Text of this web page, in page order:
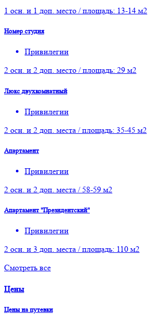
1 осн. и 1 доп. место / площадь: 13-14 м2
Номер студия
Привилегии
2 осн. и 2 доп. место / площадь: 29 м2
Люкс двухкомнатный
Привилегии
2 осн. и 2 доп. места / площадь: 35-45 м2
Апартамент
Привилегии
2 осн. и 2 доп. места / 58-59 м2
Апартамент "Президентский"
Привилегии
2 осн. и 3 доп. места / площадь: 110 м2
Смотреть все
Цены
Цены на путевки